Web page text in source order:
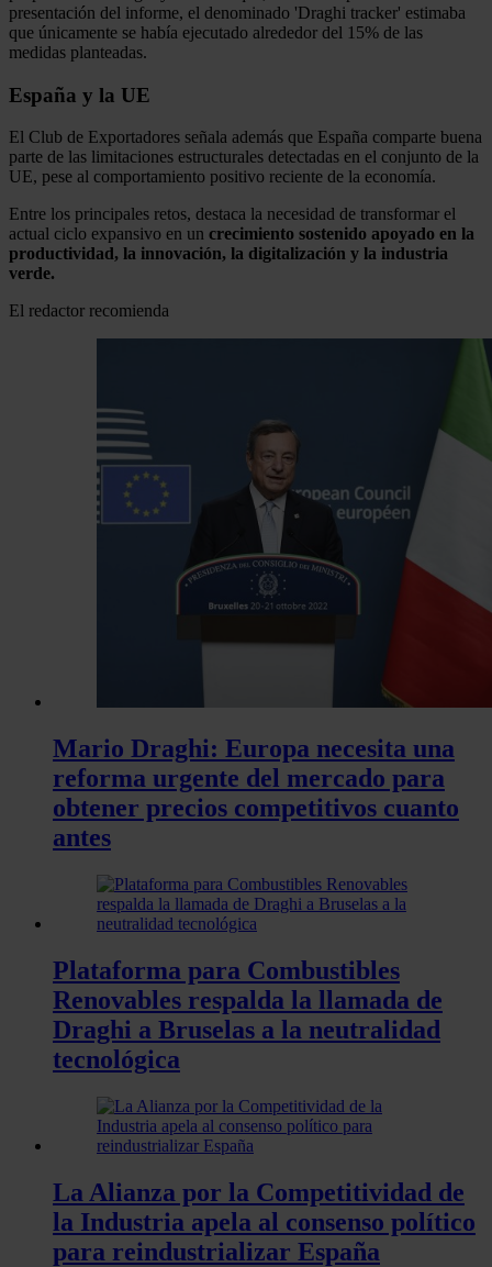
presentación del informe, el denominado 'Draghi tracker' estimaba
que únicamente se había ejecutado alrededor del 15% de las
medidas planteadas.
España y la UE
El Club de Exportadores señala además que España comparte buena
parte de las limitaciones estructurales detectadas en el conjunto de la
UE, pese al comportamiento positivo reciente de la economía.
Entre los principales retos, destaca la necesidad de transformar el
actual ciclo expansivo en un crecimiento sostenido apoyado en la
productividad, la innovación, la digitalización y la industria
verde.
El redactor recomienda
Mario Draghi: Europa necesita una
reforma urgente del mercado para
obtener precios competitivos cuanto
antes
Plataforma para Combustibles
Renovables respalda la llamada de
Draghi a Bruselas a la neutralidad
tecnológica
La Alianza por la Competitividad de
la Industria apela al consenso político
para reindustrializar España